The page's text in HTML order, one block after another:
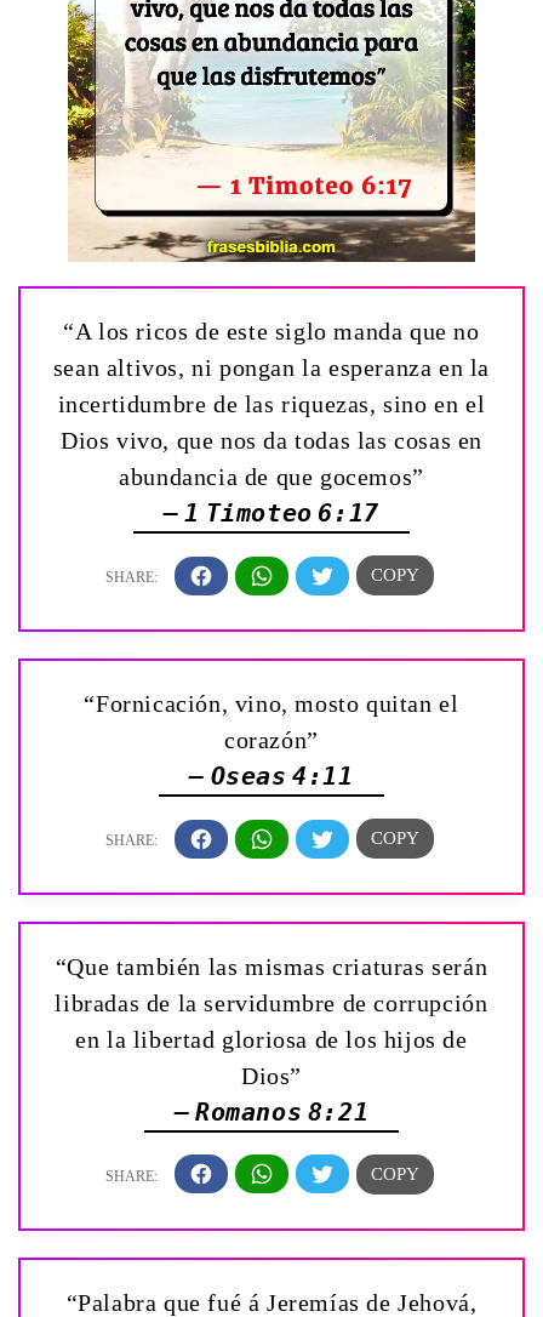
“A los ricos de este siglo manda que no
sean altivos, ni pongan la esperanza en la
incertidumbre de las riquezas, sino en el
Dios vivo, que nos da todas las cosas en
abundancia de que gocemos”
— 1 Timoteo 6:17
“Fornicación, vino, mosto quitan el
corazón”
— Oseas 4:11
“Que también las mismas criaturas serán
libradas de la servidumbre de corrupción
en la libertad gloriosa de los hijos de
Dios”
— Romanos 8:21
“Palabra que fué á Jeremías de Jehová,